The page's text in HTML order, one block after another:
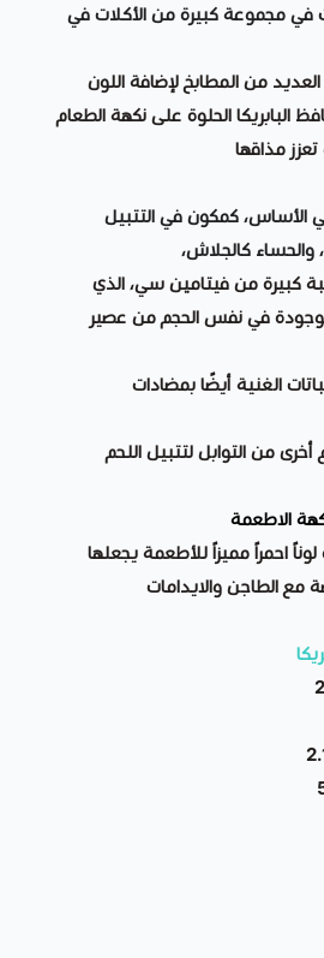
في مجموعة كبيرة من الأكلات في
من المطابخ لإضافة اللون
البابريكا الحلوة على نكهة الطعام
مذاقها
الأساس، كمكون في التتبيل
والحساء كالجلاش،
كبيرة من فيتامين سي، الذي
في نفس الحجم من عصير
الغنية أيضًا بمضادات
أخرى من التوابل لتتبيل اللحم
نكهة الاطعمة
لوناً احمراً مميزاً للأطعمة يجعلها
مع الطاجن والايدامات